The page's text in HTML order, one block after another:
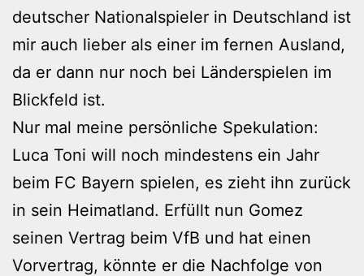
deutscher Nationalspieler in Deutschland ist
mir auch lieber als einer im fernen Ausland,
da er dann nur noch bei Länderspielen im
Blickfeld ist.
Nur mal meine persönliche Spekulation:
Luca Toni will noch mindestens ein Jahr
beim FC Bayern spielen, es zieht ihn zurück
in sein Heimatland. Erfüllt nun Gomez
seinen Vertrag beim VfB und hat einen
Vorvertrag, könnte er die Nachfolge von